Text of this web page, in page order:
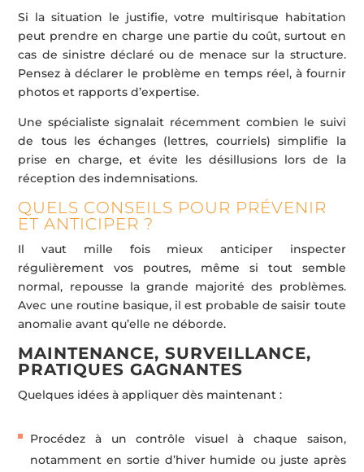
Si la situation le justifie, votre multirisque habitation
peut prendre en charge une partie du coût, surtout en
cas de sinistre déclaré ou de menace sur la structure.
Pensez à déclarer le problème en temps réel, à fournir
photos et rapports d’expertise.
Une spécialiste signalait récemment combien le suivi
de tous les échanges (lettres, courriels) simplifie la
prise en charge, et évite les désillusions lors de la
réception des indemnisations.
QUELS CONSEILS POUR PRÉVENIR
ET ANTICIPER ?
Il vaut mille fois mieux anticiper inspecter
régulièrement vos poutres, même si tout semble
normal, repousse la grande majorité des problèmes.
Avec une routine basique, il est probable de saisir toute
anomalie avant qu’elle ne déborde.
MAINTENANCE, SURVEILLANCE,
PRATIQUES GAGNANTES
Quelques idées à appliquer dès maintenant :
Procédez à un contrôle visuel à chaque saison,
notamment en sortie d’hiver humide ou juste après